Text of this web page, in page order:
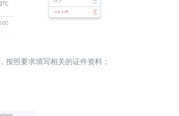
照要求填写相关的证件资料；